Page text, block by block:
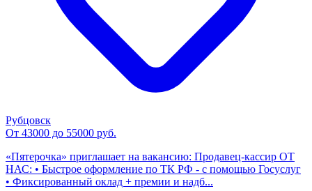
Рубцовск
От 43000 до 55000 руб.
«Пятерочка» приглашает на вакансию: Продавец-кассир ОТ
НАС: • Быстрое оформление по ТК РФ - с помощью Госуслуг
• Фиксированный оклад + премии и надб...